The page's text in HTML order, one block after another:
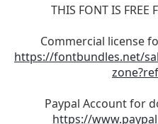
THIS FONT IS FREE
Commercial license
https://fontbundles.net/
Paypal Account for
https://